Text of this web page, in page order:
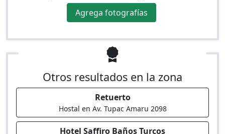
Agrega fotografías
Otros resultados en la zona
Retuerto
Hostal en Av. Tupac Amaru 2098
Hotel Saffiro Baños Turcos